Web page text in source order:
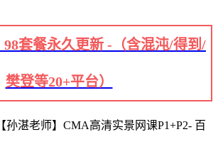
套餐永久更新 -（含混沌/得到/
樊登等20+平台）
【孙湛老师】CMA高清实景网课P1+P2- 百